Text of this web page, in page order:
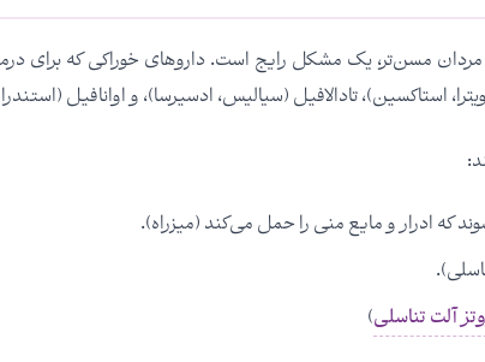
مسن‌تر، یک مشکل رایج است. داروهای خوراکی که برای
استاکسین)، تادالافیل (سیالیس، ادسیرسا)، و اوانافیل
که ادرار و مایع منی را حمل می‌کند (میزراه).
آلت تناسلی)